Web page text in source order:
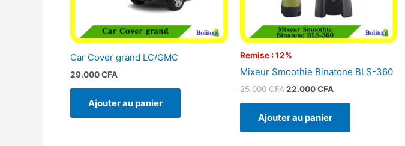
Car Cover grand LC/GMC
29.000CFA
Ajouter au panier
Remise : 12%
Mixeur Smoothie Binatone BLS-360
25.000CFA 22.000CFA
Ajouter au panier